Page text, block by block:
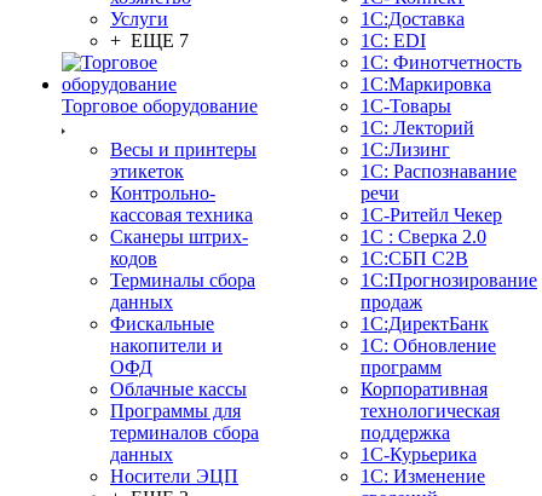
Услуги
+ ЕЩЕ 7
Торговое оборудование
Весы и принтеры
этикеток
Контрольно-
кассовая техника
Сканеры штрих-
кодов
Терминалы сбора
данных
Фискальные
накопители и
ОФД
Облачные кассы
Программы для
терминалов сбора
данных
Носители ЭЦП
1С:Доставка
1С: EDI
1С: Финотчетность
1С:Маркировка
1С-Товары
1С: Лекторий
1С:Лизинг
1С: Распознавание
речи
1C-Ритейл Чекер
1С : Сверка 2.0
1С:СБП C2B
1С:Прогнозирование
продаж
1С:ДиректБанк
1С: Обновление
программ
Корпоративная
технологическая
поддержка
1С-Курьерика
1С: Изменение